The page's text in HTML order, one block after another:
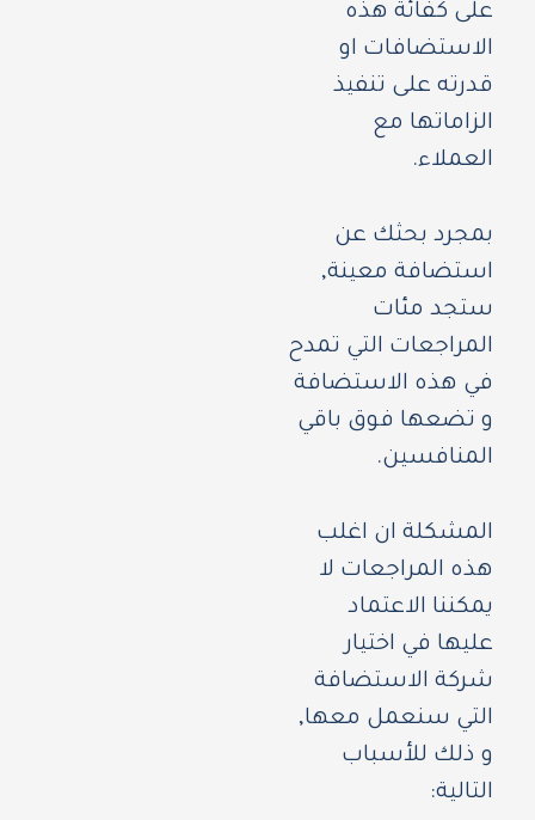
على كفائة هذه
الاستضافات او
قدرته على تنفيذ
الزاماتها مع
العملاء.
بمجرد بحثك عن
استضافة معينة,
ستجد مئات
المراجعات التي تمدح
في هذه الاستضافة
و تضعها فوق باقي
المنافسين.
المشكلة ان اغلب
هذه المراجعات لا
يمكننا الاعتماد
عليها في اختيار
شركة الاستضافة
التي سنعمل معها,
و ذلك للأسباب
التالية: